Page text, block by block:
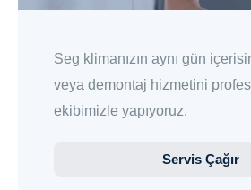
Seg klimanızın aynı gün
veya demontaj hizmetini
ekibimizle yapıyoruz.
Servis Çağır